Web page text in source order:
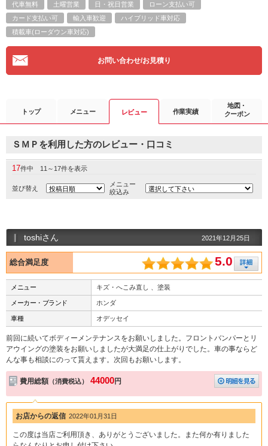
代車無料 土曜営業 日・祝日営業
ローン支払い可
カード支払い可
輸入車歓迎
ハイブリッド車対応
積載車(ローダウン車対応)
お問い合わせ/お見積り
トップ メニュー レビュー 作業実績
地図・
クーポン
ＳＭＰを利用した方のレビュー・口コミ
17件中 11～17件を表示
並び替え
メニュー
絞込み
toshiさん 2021年12月25日
総合満足度 5.0
メニュー キズ・へこみ直し 、塗装
メーカー・ブランド ホンダ
車種 オデッセイ
前回に続いてボディーメンテナンスをお願いしました。フロントバンパーとリ
アウイングの塗装をお願いしましたが大満足の仕上がりでした。車の事ならど
んな事も相談にのって貰えます。次回もお願いします。
費用総額 （消費税込） 44000円
お店からの返信 2022年01月31日
この度は当店ご利用頂き、ありがとうございました。また何か有りました